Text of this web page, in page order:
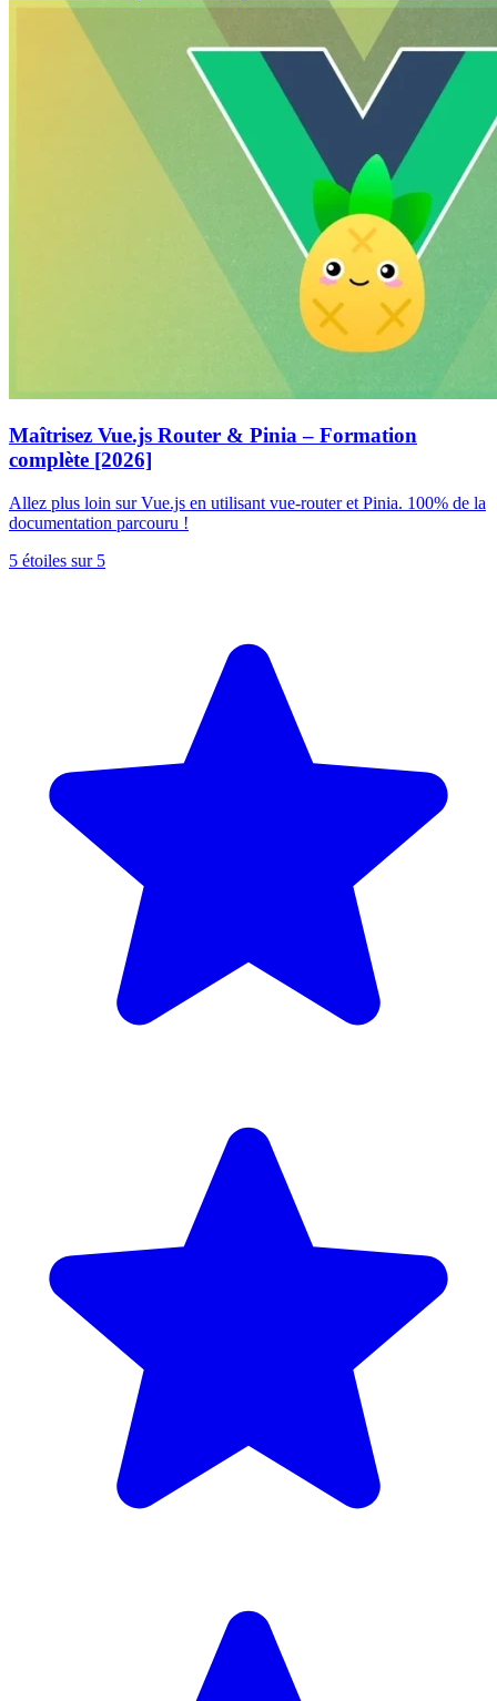
Maîtrisez Vue.js Router & Pinia – Formation
complète [2026]
Allez plus loin sur Vue.js en utilisant vue-router et Pinia. 100% de la
documentation parcouru !
5 étoiles sur 5